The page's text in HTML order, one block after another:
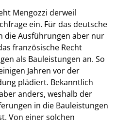
Mengozzi derweil
ein. Für das deutsche
die Ausführungen aber nur
französische Recht
als Bauleistungen an. So
Jahren vor der
plädiert. Bekanntlich
anders, weshalb der
in die Bauleistungen
Von einer solchen